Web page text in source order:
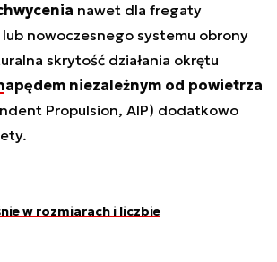
nawet dla fregaty
nowoczesnego systemu obrony
skrytość działania okrętu
niezależnym od powietrza
Propulsion, AIP) dodatkowo
w rozmiarach i liczbie